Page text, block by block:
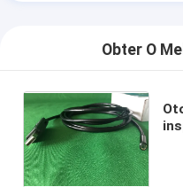
Obter O